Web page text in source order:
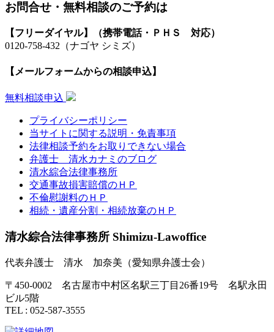
お問合せ・無料相談のご予約は
【フリーダイヤル】（携帯電話・ＰＨＳ 対応）
0120-758-432 （ナゴヤ シミズ）
【メールフォームからの相談申込】
無料相談申込
プライバシーポリシー
当サイトに関する説明・免責事項
法律相談予約をお取りできない場合
弁護士 清水カナミのブログ
清水綜合法律事務所
交通事故損害賠償のＨＰ
不倫慰謝料のＨＰ
相続・遺産分割・相続放棄のＨＰ
清水綜合法律事務所 Shimizu-Lawoffice
代表弁護士 清水 加奈美（愛知県弁護士会）
〒450-0002 名古屋市中村区名駅三丁目26番19号 名駅永田
ビル5階
TEL : 052-587-3555